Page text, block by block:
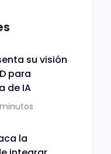
su visión
para
de IA
la